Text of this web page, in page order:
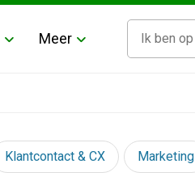
Meer
Klantcontact & CX Marketing